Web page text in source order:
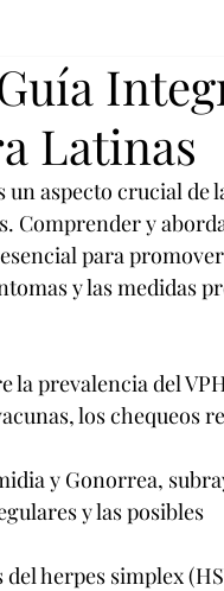
Digital
Latinas
aspecto crucial de
Comprender y
para
y las medidas
la prevalencia del
los chequeos
y Gonorrea,
y las posibles
herpes simplex